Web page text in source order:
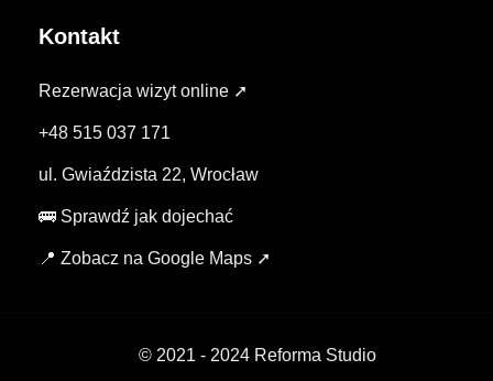
Kontakt
Rezerwacja wizyt online ➚
+48 515 037 171
ul. Gwiaździsta 22, Wrocław
🚌 Sprawdź jak dojechać
📍 Zobacz na Google Maps ➚
© 2021 - 2024 Reforma Studio